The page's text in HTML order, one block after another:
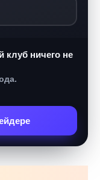
ничего не